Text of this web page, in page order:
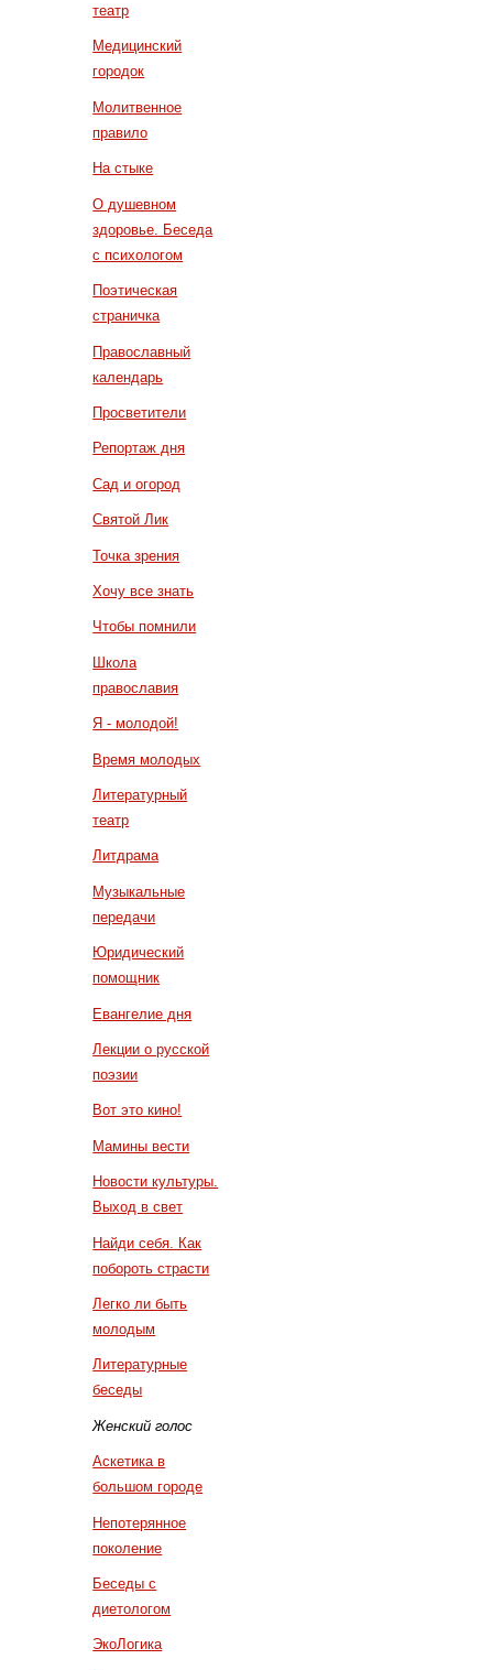
театр
Медицинский
городок
Молитвенное
правило
На стыке
О душевном
здоровье. Беседа
с психологом
Поэтическая
страничка
Православный
календарь
Просветители
Репортаж дня
Сад и огород
Святой Лик
Точка зрения
Хочу все знать
Чтобы помнили
Школа
православия
Я - молодой!
Время молодых
Литературный
театр
Литдрама
Музыкальные
передачи
Юридический
помощник
Евангелие дня
Лекции о русской
поэзии
Вот это кино!
Мамины вести
Новости культуры.
Выход в свет
Найди себя. Как
побороть страсти
Легко ли быть
молодым
Литературные
беседы
Женский голос
Аскетика в
большом городе
Непотерянное
поколение
Беседы с
диетологом
ЭкоЛогика